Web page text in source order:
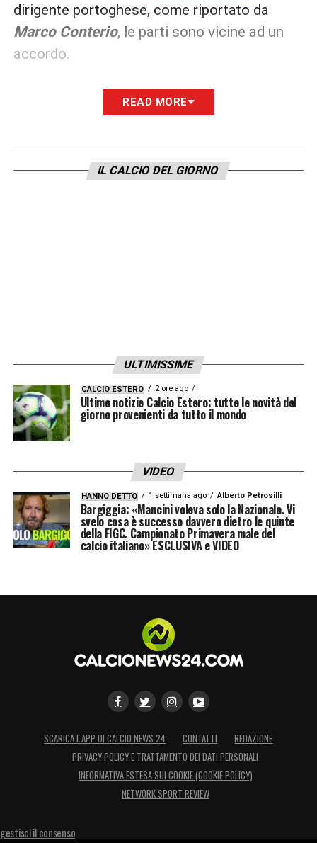
dirigente portoghese, come riportato da
Marco Conterio, le parti sono vicine ad un
accordo.
Pinto torna in pista dopol’addio a febbraio
, che solo in questi giorni ha
READ MORE
IL CALCIO DEL GIORNO
ULTIMISSIME
CALCIO ESTERO 2 ore ago
Ultime notizie Calcio Estero: tutte le novità del
giorno provenienti da tutto il mondo
VIDEO
HANNO DETTO 1 settimana ago Alberto Petrosilli
Bargiggia: «Mancini voleva solo la Nazionale. Vi
svelo cosa è successo davvero dietro le quinte
della FIGC. Campionato Primavera male del
calcio italiano» ESCLUSIVA e VIDEO
SCARICA L’APP DI CALCIO NEWS 24 CONTATTI
REDAZIONE
PRIVACY POLICY E TRATTAMENTO DEI DATI PERSONALI
INFORMATIVA ESTESA SUI COOKIE (COOKIE POLICY)
NETWORK SPORT REVIEW
gestisci il consenso